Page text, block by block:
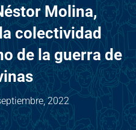
Molina,
colectividad
de la guerra de
2022